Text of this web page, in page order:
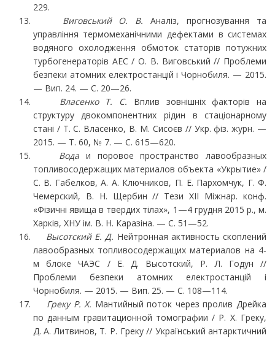
229.
Виговський О. В.Аналіз, прогнозування та
управління термомеханічними дефектами в си­стемах
водяного охолодження обмоток статорів потужних
турбогенераторів АЕС / О. В. Ви­говський // Проблеми
безпеки атомних електростанцій і Чорнобиля. — 2015.
— Вип. 24. — С. 20—26.
Власенко Т. С. Вплив зовнішніх факторів на
структуру двокомпонентних рідин в ста­ціонарному
стані / Т. С. Власенко, В. М. Сисоєв // Укр. фіз. журн. —
2015. — Т. 60, № 7. — С. 615—620.
Водаи поровое пространство лавообразных
топливосодержащих материалов объекта «Укрытие» /
С. В. Габелков, А. А. Ключников, П. Е. Пархомчук, Г. Ф.
Чемерский, В. Н. Щербин // Тези XII Міжнар. конф.
«Фізичні явища в твердих тілах», 1—4 грудня 2015 р., м.
Харків, ХНУ ім. В. Н. Каразіна. — С. 51—52.
Высотский Е. Д. Нейтронная активность скоплений
лавообразных топливосодержащих материалов на 4-
м блоке ЧАЭС / Е. Д. Высотский, Р. Л. Годун //
Проблеми безпеки атомних електростанцій і
Чорнобиля. — 2015. — Вип. 25. — С. 108—114.
Греку P. X. Мантийный поток через пролив Дрейка
по данным гравитационной томогра­фии / P. X. Греку,
Д. А. Литвинов, Т. Р. Греку // Український антарктичний